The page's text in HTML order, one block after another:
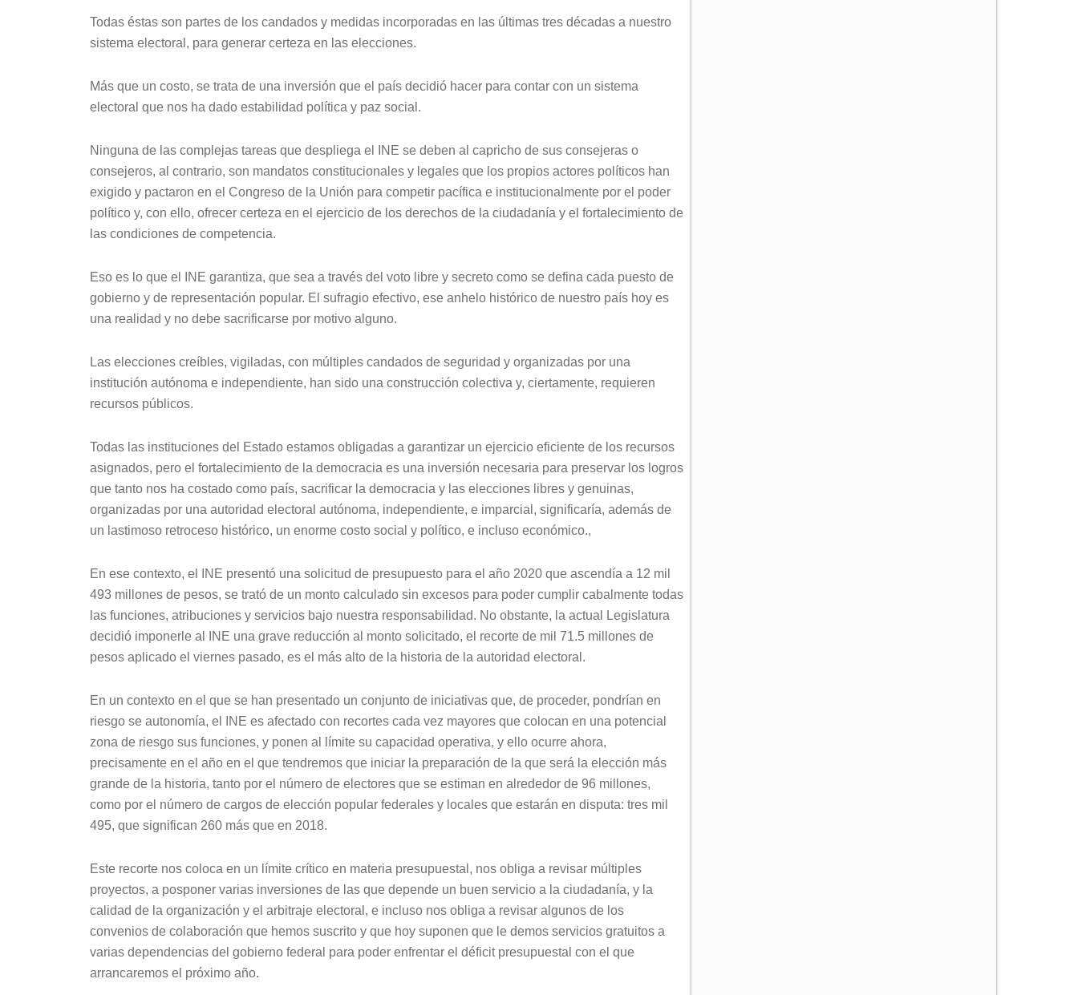
Todas éstas son partes de los candados y medidas incorporadas en las últimas tres décadas a nuestro
sistema electoral, para generar certeza en las elecciones.
Más que un costo, se trata de una inversión que el país decidió hacer para contar con un sistema
electoral que nos ha dado estabilidad política y paz social.
Ninguna de las complejas tareas que despliega el INE se deben al capricho de sus consejeras o
consejeros, al contrario, son mandatos constitucionales y legales que los propios actores políticos han
exigido y pactaron en el Congreso de la Unión para competir pacífica e institucionalmente por el poder
político y, con ello, ofrecer certeza en el ejercicio de los derechos de la ciudadanía y el fortalecimiento de
las condiciones de competencia.
Eso es lo que el INE garantiza, que sea a través del voto libre y secreto como se defina cada puesto de
gobierno y de representación popular. El sufragio efectivo, ese anhelo histórico de nuestro país hoy es
una realidad y no debe sacrificarse por motivo alguno.
Las elecciones creíbles, vigiladas, con múltiples candados de seguridad y organizadas por una
institución autónoma e independiente, han sido una construcción colectiva y, ciertamente, requieren
recursos públicos.
Todas las instituciones del Estado estamos obligadas a garantizar un ejercicio eficiente de los recursos
asignados, pero el fortalecimiento de la democracia es una inversión necesaria para preservar los logros
que tanto nos ha costado como país, sacrificar la democracia y las elecciones libres y genuinas,
organizadas por una autoridad electoral autónoma, independiente, e imparcial, significaría, además de
un lastimoso retroceso histórico, un enorme costo social y político, e incluso económico.,
En ese contexto, el INE presentó una solicitud de presupuesto para el año 2020 que ascendía a 12 mil
493 millones de pesos, se trató de un monto calculado sin excesos para poder cumplir cabalmente todas
las funciones, atribuciones y servicios bajo nuestra responsabilidad. No obstante, la actual Legislatura
decidió imponerle al INE una grave reducción al monto solicitado, el recorte de mil 71.5 millones de
pesos aplicado el viernes pasado, es el más alto de la historia de la autoridad electoral.
En un contexto en el que se han presentado un conjunto de iniciativas que, de proceder, pondrían en
riesgo se autonomía, el INE es afectado con recortes cada vez mayores que colocan en una potencial
zona de riesgo sus funciones, y ponen al límite su capacidad operativa, y ello ocurre ahora,
precisamente en el año en el que tendremos que iniciar la preparación de la que será la elección más
grande de la historia, tanto por el número de electores que se estiman en alrededor de 96 millones,
como por el número de cargos de elección popular federales y locales que estarán en disputa: tres mil
495, que significan 260 más que en 2018.
Este recorte nos coloca en un límite crítico en materia presupuestal, nos obliga a revisar múltiples
proyectos, a posponer varias inversiones de las que depende un buen servicio a la ciudadanía, y la
calidad de la organización y el arbitraje electoral, e incluso nos obliga a revisar algunos de los
convenios de colaboración que hemos suscrito y que hoy suponen que le demos servicios gratuitos a
varias dependencias del gobierno federal para poder enfrentar el déficit presupuestal con el que
arrancaremos el próximo año.